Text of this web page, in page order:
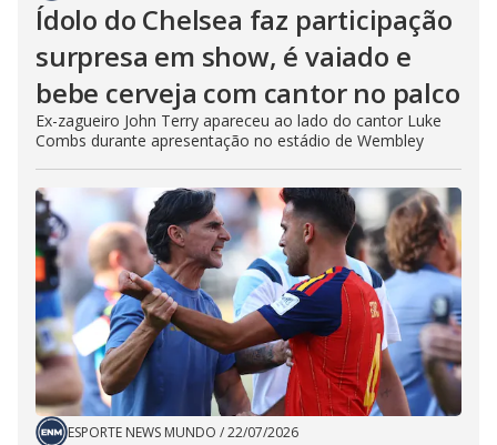
Ídolo do Chelsea faz participação
surpresa em show, é vaiado e
bebe cerveja com cantor no palco
Ex-zagueiro John Terry apareceu ao lado do cantor Luke
Combs durante apresentação no estádio de Wembley
ESPORTE NEWS MUNDO /22/07/2026